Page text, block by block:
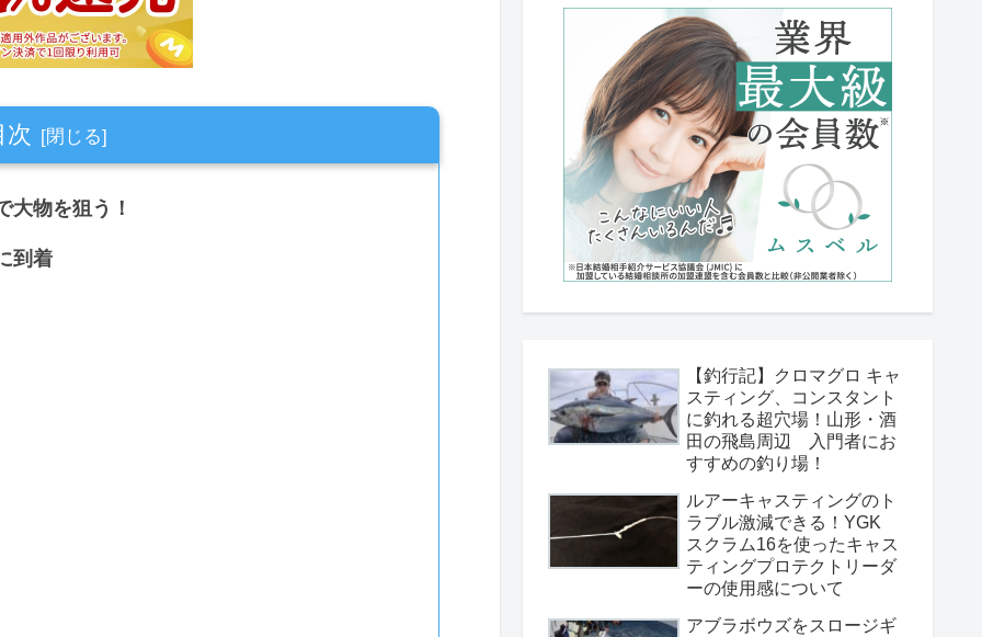
次
大物を狙う！
到着
【釣行記】クロマグロ キャ
スティング、コンスタント
に釣れる超穴場！山形・酒
田の飛島周辺 入門者にお
すすめの釣り場！
ルアーキャスティングのト
ラブル激減できる！YGK
スクラム16を使ったキャス
ティングプロテクトリーダ
ーの使用感について
アブラボウズをスロージギ